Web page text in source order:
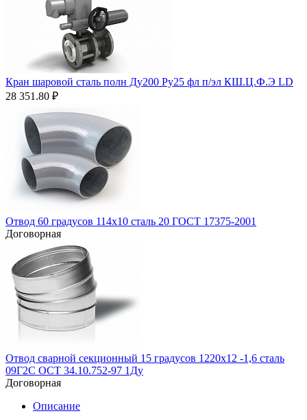
Кран шаровой сталь полн Ду200 Ру25 фл п/эл КШ.Ц.Ф.Э LD
28 351.80 ₽
Отвод 60 градусов 114х10 сталь 20 ГОСТ 17375-2001
Договорная
Отвод сварной секционный 15 градусов 1220х12 -1,6 сталь
09Г2С ОСТ 34.10.752-97 1Ду
Договорная
Описание